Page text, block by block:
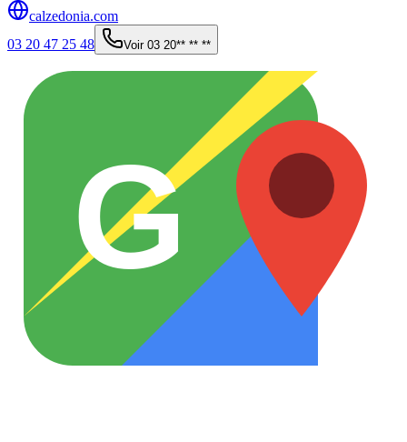
calzedonia.com
03 20 47 25 48
Voir 03 20** ** **
G